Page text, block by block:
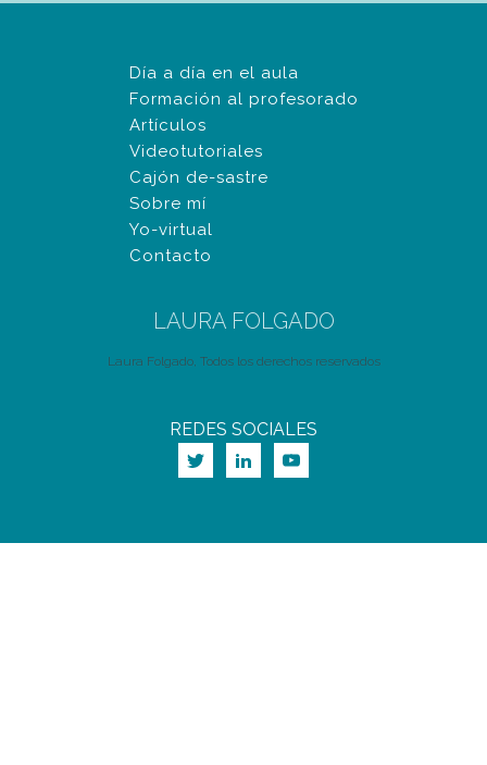
Día a día en el aula
Formación al profesorado
Artículos
Videotutoriales
Cajón de-sastre
Sobre mí
Yo-virtual
Contacto
LAURA FOLGADO
Laura Folgado, Todos los derechos reservados
REDES SOCIALES